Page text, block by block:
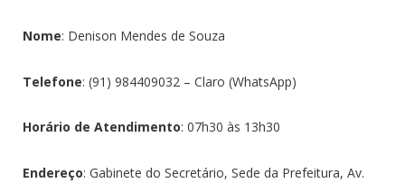
Nome: Denison Mendes de Souza
Telefone: (91) 984409032 – Claro (WhatsApp)
Horário de Atendimento: 07h30 às 13h30
Endereço: Gabinete do Secretário, Sede da Prefeitura, Av.